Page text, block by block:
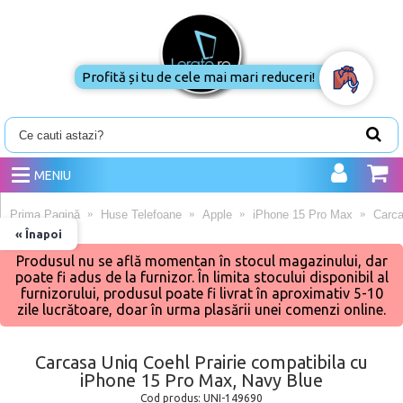
MENIU
« Înapoi
Prima Pagină Huse Telefoane Apple iPhone 15 Pro Max
Produsul nu se află momentan în stocul magazinului, dar
poate fi adus de la furnizor. În limita stocului disponibil al
furnizorului, produsul poate fi livrat în aproximativ 5-10
zile lucrătoare, doar în urma plasării unei comenzi online.
Carcasa Uniq Coehl Prairie compatibila cu
iPhone 15 Pro Max, Navy Blue
Cod produs: UNI-149690
Profită și tu de cele mai mari reduceri!